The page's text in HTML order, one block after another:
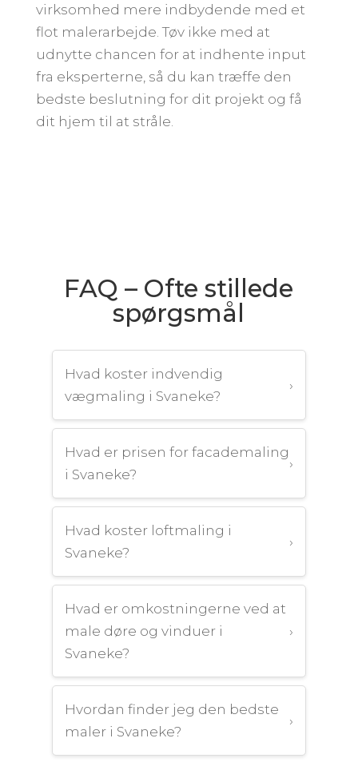
virksomhed mere indbydende med et
flot malerarbejde. Tøv ikke med at
udnytte chancen for at indhente input
fra eksperterne, så du kan træffe den
bedste beslutning for dit projekt og få
dit hjem til at stråle.
FAQ – Ofte stillede
spørgsmål
Hvad koster indvendig
vægmaling i Svaneke?
›
Hvad er prisen for facademaling
i Svaneke?
›
Hvad koster loftmaling i
Svaneke?
›
Hvad er omkostningerne ved at
male døre og vinduer i
Svaneke?
›
Hvordan finder jeg den bedste
maler i Svaneke?
›